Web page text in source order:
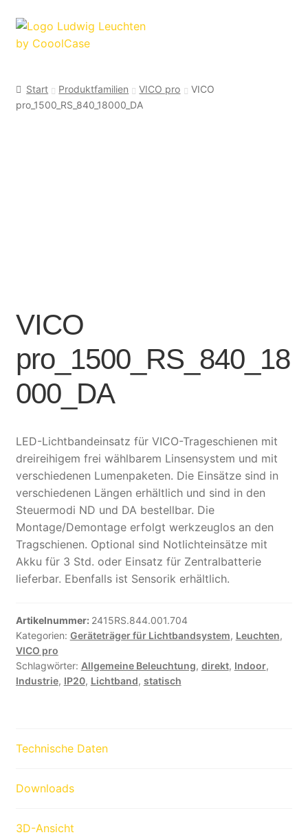
Zur
Navigation
Zum
Inhalt
Start Produktfamilien VICO pro
VICO
pro_1500_RS_840_18000_DA
VICO
pro_1500_RS_840_18
000_DA
LED-Lichtbandeinsatz für VICO-Trageschienen mit
dreireihigem frei wählbarem Linsensystem und mit
verschiedenen Lumenpaketen. Die Einsätze sind in
verschiedenen Längen erhältlich und sind in den
Steuermodi ND und DA bestellbar. Die
Montage/Demontage erfolgt werkzeuglos an den
Tragschienen. Optional sind Notlichteinsätze mit
Akku für 3 Std. oder Einsatz für Zentralbatterie
lieferbar. Ebenfalls ist Sensorik erhältlich.
Artikelnummer: 2415RS.844.001.704
Kategorien: Geräteträger für Lichtbandsystem, Leuchten,
VICO pro
Schlagwörter: Allgemeine Beleuchtung, direkt, Indoor,
Industrie, IP20, Lichtband, statisch
Technische Daten
Downloads
3D-Ansicht